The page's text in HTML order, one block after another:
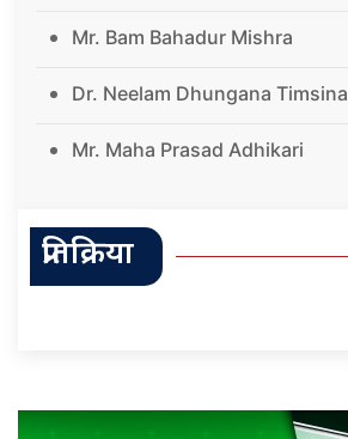
Mr. Bam Bahadur Mishra
Dr. Neelam Dhungana Timsina
Mr. Maha Prasad Adhikari
प्रतिक्रिया